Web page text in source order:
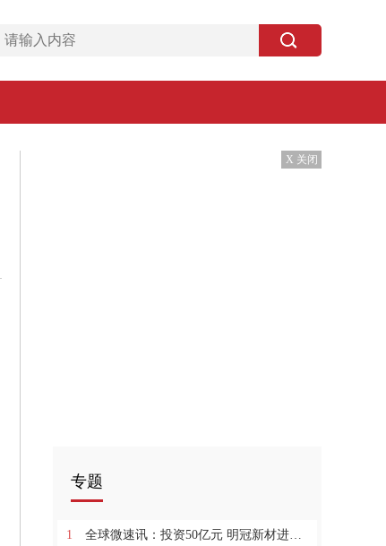
X 关闭
专题
1 全球微速讯：投资50亿元 明冠新材进一步完善光伏组件封装材料产业布局